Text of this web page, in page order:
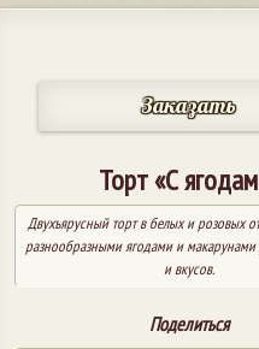
Заказать
Торт «С
Двухъярусный торт в белых и розовых
разнообразными ягодами и макарунами
и вкусов.
Поделиться